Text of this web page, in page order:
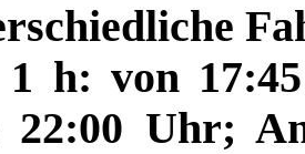
h: von
22:00 Uhr;